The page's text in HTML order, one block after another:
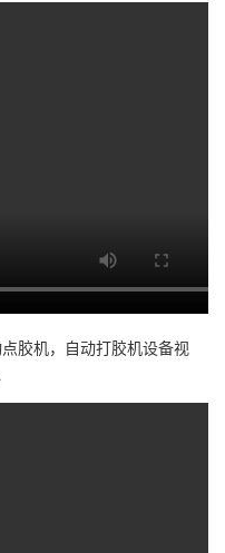
胶机，自动打胶机设备视